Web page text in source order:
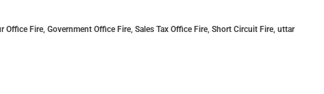
Office Fire, Government Office Fire, Sales Tax Office Fire, Short Circuit Fire, uttar